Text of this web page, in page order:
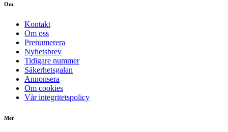
Om
Kontakt
Om oss
Prenumerera
Nyhetsbrev
Tidigare nummer
Säkerhetsgalan
Annonsera
Om cookies
Vår integritetspolicy
Mer